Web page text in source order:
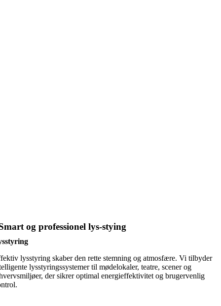
og professionel lys-stying
lysstyring skaber den rette stemning og atmosfære. Vi tilbyder
lysstyringssystemer til mødelokaler, teatre, scener og
der sikrer optimal energieffektivitet og brugervenlig